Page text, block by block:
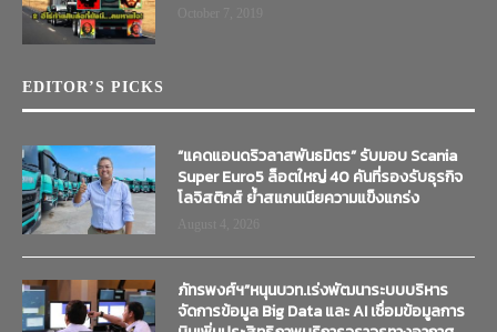
EDITOR’S PICKS
“แคดแอนดริวลาสพันธมิตร” รับมอบ Scania
Super Euro5 ล็อตใหญ่ 40 คันที่รองรับธุรกิจ
โลจิสติกส์ ย้ำสแกนเนียความแข็งแกร่ง
ภัทรพงศ์ฯ”หนุนบวท.เร่งพัฒนาระบบบริหาร
จัดการข้อมูล Big Data และ AI เชื่อมข้อมูลการ